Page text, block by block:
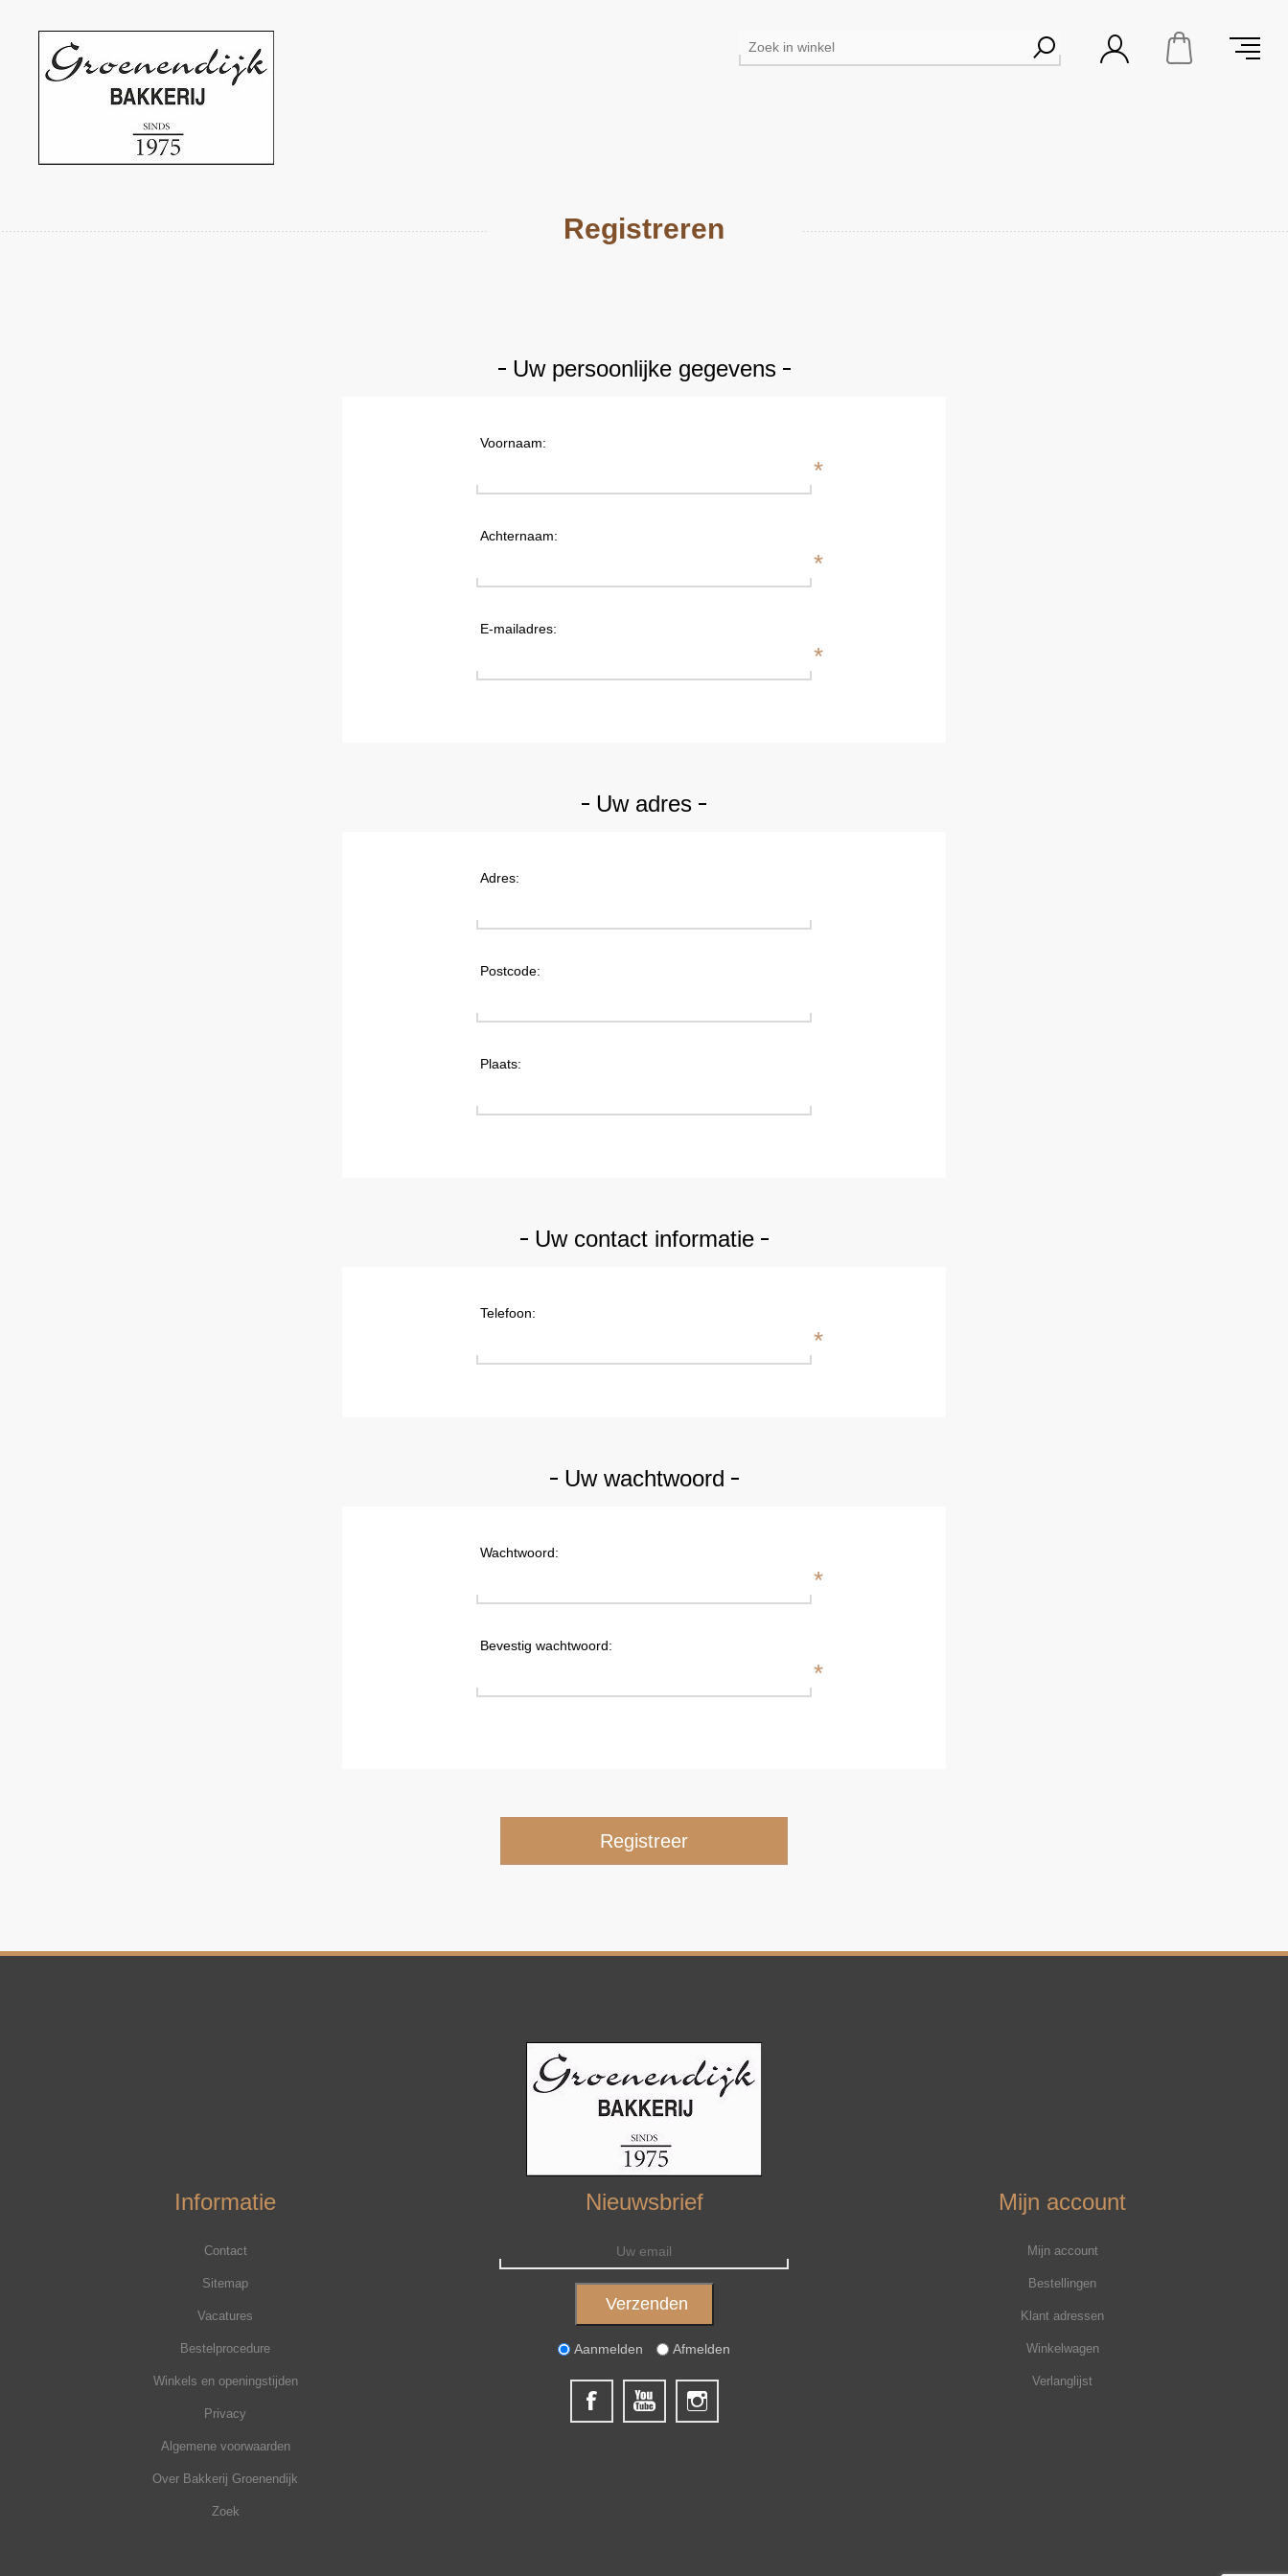
Registreren
Uw persoonlijke gegevens
Voornaam:
*
Achternaam:
*
E-mailadres:
*
Uw adres
Adres:
Postcode:
Plaats:
Uw contact informatie
Telefoon:
*
Uw wachtwoord
Wachtwoord:
*
Bevestig wachtwoord:
*
Informatie
Contact
Sitemap
Vacatures
Bestelprocedure
Winkels en openingstijden
Privacy
Algemene voorwaarden
Over Bakkerij Groenendijk
Zoek
Nieuwsbrief
Aanmelden Afmelden
Mijn account
Mijn account
Bestellingen
Klant adressen
Winkelwagen
Verlanglijst